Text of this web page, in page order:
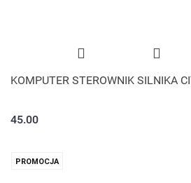
KOMPUTER STEROWNIK SILNIKA
45.00
PROMOCJA